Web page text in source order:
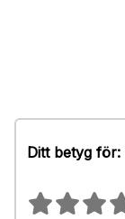
Ditt betyg för: